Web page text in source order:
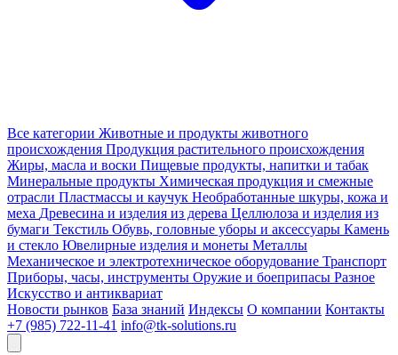
Все категории Животные и продукты животного
происхождения Продукция растительного происхождения
Жиры, масла и воски Пищевые продукты, напитки и табак
Минеральные продукты Химическая продукция и смежные
отрасли Пластмассы и каучук Необработанные шкуры, кожа и
меха Древесина и изделия из дерева Целлюлоза и изделия из
бумаги Текстиль Обувь, головные уборы и аксессуары Камень
и стекло Ювелирные изделия и монеты Металлы
Механическое и электротехническое оборудование Транспорт
Приборы, часы, инструменты Оружие и боеприпасы Разное
Искусство и антиквариат
Новости рынков База знаний Индексы О компании Контакты
+7 (985) 722-11-41 info@tk-solutions.ru